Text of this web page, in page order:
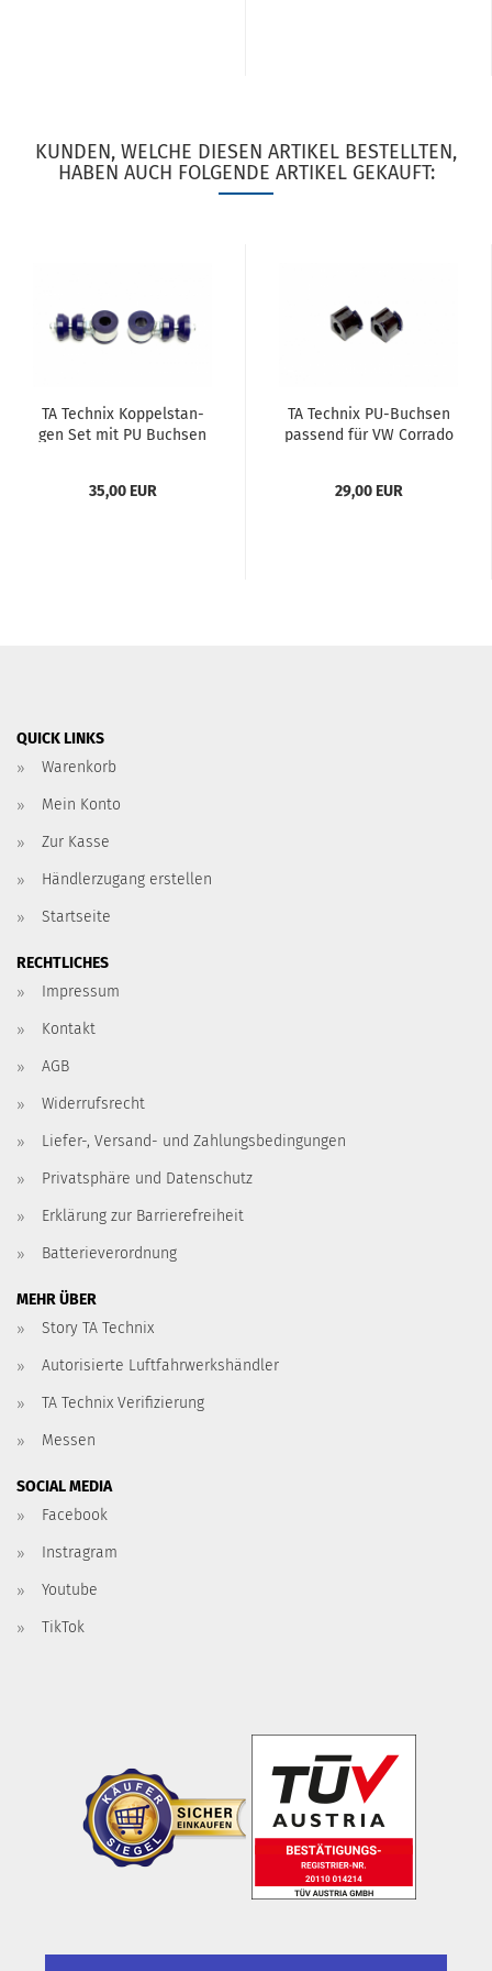
KUNDEN, WELCHE DIESEN ARTIKEL BESTELLTEN,
HABEN AUCH FOLGENDE ARTIKEL GEKAUFT:
TA Tech­nix Kop­pel­stan­
gen Set mit PU Buch­sen
le­do (1K/1L)/...
35,00 EUR
TA Tech­nix PU-​Buch­sen
pas­send für VW Cor­ra­do
Ibiza...
29,00 EUR
QUICK LINKS
Warenkorb
Mein Konto
Zur Kasse
Händlerzugang erstellen
Startseite
RECHTLICHES
Impressum
Kontakt
AGB
Widerrufsrecht
Liefer-, Versand- und Zahlungsbedingungen
Privatsphäre und Datenschutz
Erklärung zur Barrierefreiheit
Batterieverordnung
MEHR ÜBER
Story TA Technix
Autorisierte Luftfahrwerkshändler
TA Technix Verifizierung
Messen
SOCIAL MEDIA
Facebook
Instragram
Youtube
TikTok